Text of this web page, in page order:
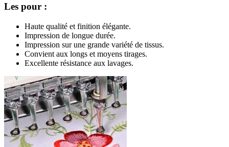
Les pour :
Haute qualité et finition élégante.
Impression de longue durée.
Impression sur une grande variété de tissus.
Convient aux longs et moyens tirages.
Excellente résistance aux lavages.